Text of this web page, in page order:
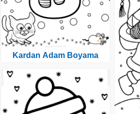
Kardan Adam Boyama